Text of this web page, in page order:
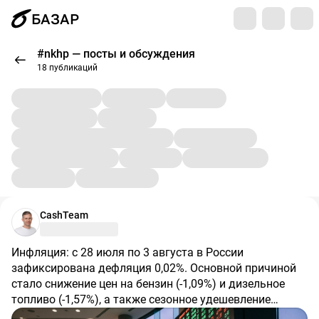
БАЗАР
#nkhp — посты и обсуждения
18 публикаций
CashTeam
Инфляция: с 28 июля по 3 августа в России
зафиксирована дефляция 0,02%. Основной причиной
стало снижение цен на бензин (-1,09%) и дизельное
топливо (-1,57%), а также сезонное удешевление
овощей и фруктов. С начала года инфляция составила